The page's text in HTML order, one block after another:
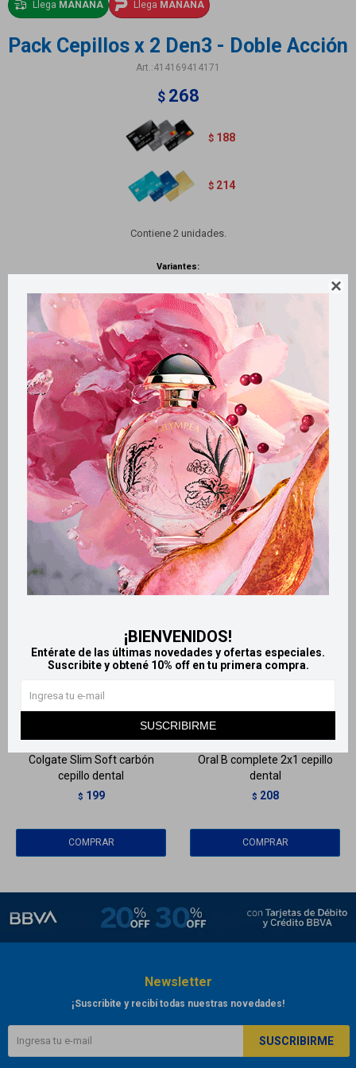

¡BIENVENIDOS!
Entérate de las últimas novedades y ofertas especiales.
Suscribite y obtené 10% off en tu primera compra.
SUSCRIBIRME
Llega MAÑANA Llega MAÑANA
Pack Cepillos x 2 Den3 - Doble Acción
414169414171
$ 268
$ 188
$ 214
Contiene 2 unidades.
Variantes:
Métodos y costos de envío
Retiros gratuitos en tiendas
Productos que te pueden interesar
LlegaMAÑANA
Colgate Slim Soft carbón
cepillo dental
$ 199
Oral B complete 2x1 cepillo
dental
$ 208
Newsletter
¡Suscribite y recibí todas nuestras novedades!
SUSCRIBIRME